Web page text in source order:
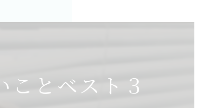
探偵
不倫
とベスト３